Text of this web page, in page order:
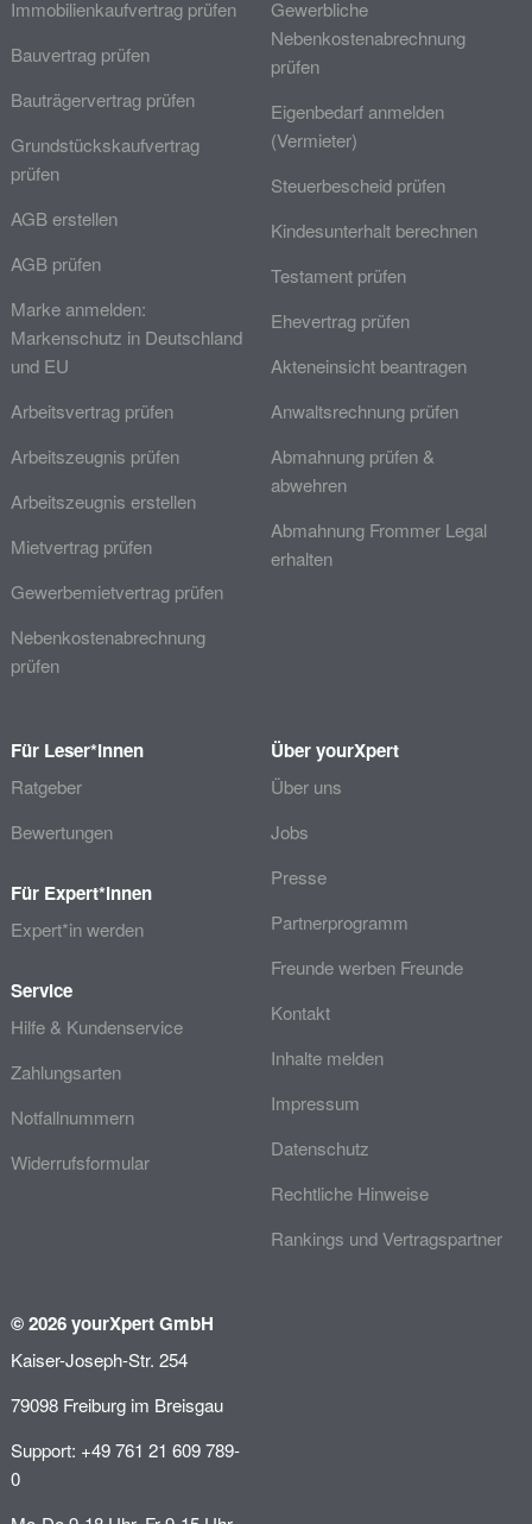
Immobilienkaufvertrag prüfen
Bauvertrag prüfen
Bauträgervertrag prüfen
Grundstückskaufvertrag
prüfen
AGB erstellen
AGB prüfen
Marke anmelden:
Markenschutz in Deutschland
und EU
Arbeitsvertrag prüfen
Arbeitszeugnis prüfen
Arbeitszeugnis erstellen
Mietvertrag prüfen
Gewerbemietvertrag prüfen
Nebenkostenabrechnung
prüfen
Gewerbliche
Nebenkostenabrechnung
prüfen
Eigenbedarf anmelden
(Vermieter)
Steuerbescheid prüfen
Kindesunterhalt berechnen
Testament prüfen
Ehevertrag prüfen
Akteneinsicht beantragen
Anwaltsrechnung prüfen
Abmahnung prüfen &
abwehren
Abmahnung Frommer Legal
erhalten
Für Leser*innen
Ratgeber
Bewertungen
Für Expert*innen
Expert*in werden
Service
Hilfe & Kundenservice
Zahlungsarten
Notfallnummern
Widerrufsformular
Über yourXpert
Über uns
Jobs
Presse
Partnerprogramm
Freunde werben Freunde
Kontakt
Inhalte melden
Impressum
Datenschutz
Rechtliche Hinweise
Rankings und Vertragspartner
© 2026 yourXpert GmbH
Kaiser-Joseph-Str. 254
79098 Freiburg im Breisgau
Support: +49 761 21 609 789-
0